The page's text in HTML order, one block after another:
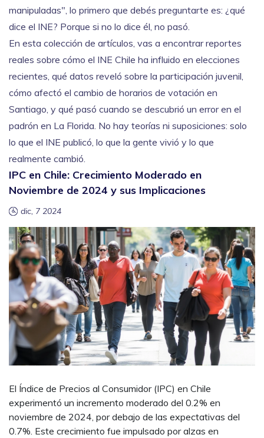
manipuladas", lo primero que debés preguntarte es: ¿qué
dice el INE? Porque si no lo dice él, no pasó.
En esta colección de artículos, vas a encontrar reportes
reales sobre cómo el INE Chile ha influido en elecciones
recientes, qué datos reveló sobre la participación juvenil,
cómo afectó el cambio de horarios de votación en
Santiago, y qué pasó cuando se descubrió un error en el
padrón en La Florida. No hay teorías ni suposiciones: solo
lo que el INE publicó, lo que la gente vivió y lo que
realmente cambió.
IPC en Chile: Crecimiento Moderado en
Noviembre de 2024 y sus Implicaciones
dic, 7 2024
El Índice de Precios al Consumidor (IPC) en Chile
experimentó un incremento moderado del 0.2% en
noviembre de 2024, por debajo de las expectativas del
0.7%. Este crecimiento fue impulsado por alzas en